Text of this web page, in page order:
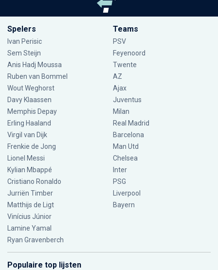
Spelers
Ivan Perisic
Sem Steijn
Anis Hadj Moussa
Ruben van Bommel
Wout Weghorst
Davy Klaassen
Memphis Depay
Erling Haaland
Virgil van Dijk
Frenkie de Jong
Lionel Messi
Kylian Mbappé
Cristiano Ronaldo
Jurriën Timber
Matthijs de Ligt
Vinícius Júnior
Lamine Yamal
Ryan Gravenberch
Teams
PSV
Feyenoord
Twente
AZ
Ajax
Juventus
Milan
Real Madrid
Barcelona
Man Utd
Chelsea
Inter
PSG
Liverpool
Bayern
Populaire top lijsten